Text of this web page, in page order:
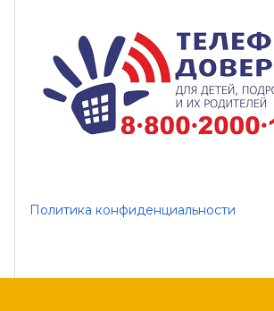
Политика конфиденциальности